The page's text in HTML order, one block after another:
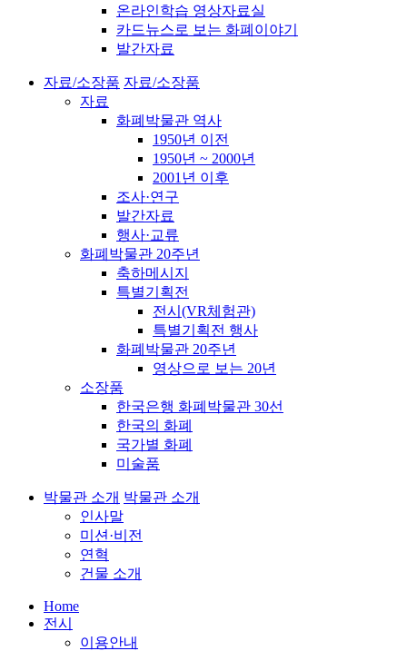
온라인학습 영상자료실
카드뉴스로 보는 화폐이야기
발간자료
자료/소장품 자료/소장품
자료
화폐박물관 역사
1950년 이전
1950년 ~ 2000년
2001년 이후
조사·연구
발간자료
행사·교류
화폐박물관 20주년
축하메시지
특별기획전
전시(VR체험관)
특별기획전 행사
화폐박물관 20주년
영상으로 보는 20년
소장품
한국은행 화폐박물관 30선
한국의 화폐
국가별 화폐
미술품
박물관 소개 박물관 소개
인사말
미션·비전
연혁
건물 소개
Home
전시
이용안내